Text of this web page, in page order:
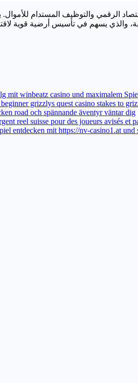
mit winbeatz casino und maximalem
grizzlys quest casino stakes to
road och spännande äventyr väntar dig
reel suisse pour des joueurs avisés et
entdecken mit https://nv-casino1.at und